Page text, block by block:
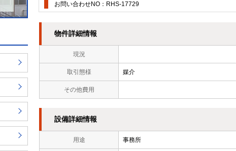
お問い合わせNO：RHS-17729
物件詳細情報
現況
取引態様 媒介
その他費用
設備詳細情報
用途 事務所